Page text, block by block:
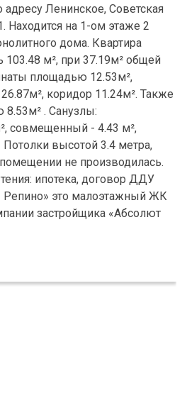
Ленинское, Советская
Находится на 1-ом этаже 2
дома. Квартира
м², при 37.19м² общей
площадью 12.53м²,
коридор 11.24м². Также
. Санузлы:
совмещенный - 4.43 м²,
высотой 3.4 метра,
не производилась.
ипотека, договор ДДУ
это малоэтажный ЖК
застройщика «Абсолют